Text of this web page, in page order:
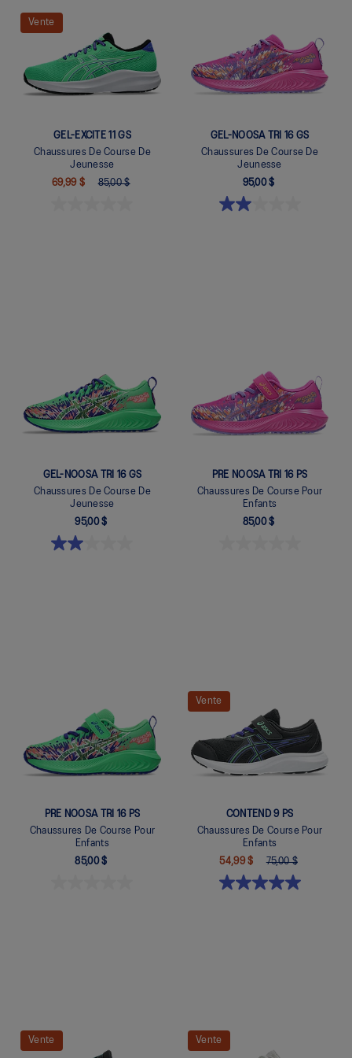
Quickview
Vente
GEL-EXCITE 11 GS
Chaussures De Course De
Jeunesse
69,99 $
85,00 $
GEL-NOOSA TRI 16 GS
Chaussures De Course De
Jeunesse
95,00 $
GEL-NOOSA TRI 16 GS
Chaussures De Course De
Jeunesse
95,00 $
PRE NOOSA TRI 16 PS
Chaussures De Course Pour
Enfants
85,00 $
Quickview
PRE NOOSA TRI 16 PS
Chaussures De Course Pour
Enfants
85,00 $
Quickview
Vente
CONTEND 9 PS
Chaussures De Course Pour
Enfants
54,99 $
75,00 $
Quickview
Vente Vente